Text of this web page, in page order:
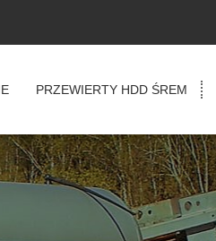
PRZEWIERTY HDD ŚREM